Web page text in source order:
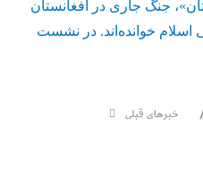
جنگ جاری در افغانستان
خوانده‌اند. در نشست
خبرهای قبلی